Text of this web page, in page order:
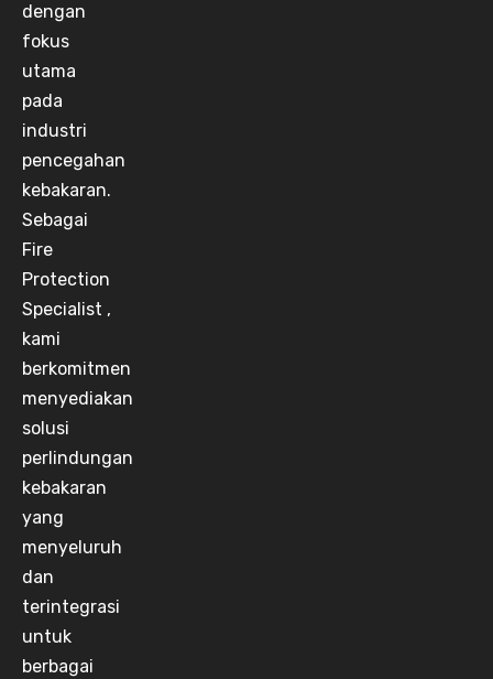
dengan
fokus
utama
pada
industri
pencegahan
kebakaran.
Sebagai
Fire
Protection
Specialist ,
kami
berkomitmen
menyediakan
solusi
perlindungan
kebakaran
yang
menyeluruh
dan
terintegrasi
untuk
berbagai